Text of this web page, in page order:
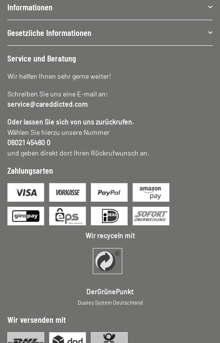
Informationen
Gesetzliche Informationen
Service und Beratung
Wir helfen Ihnen sehr gerne weiter!
Schreiben Sie uns eine E-mail an:
service@careddicted.com
Oder lassen Sie sich von uns zurückrufen.
Wählen Sie hierzu unsere Nummer
06021 45480 0
und geben direkt dort Ihren Rückrufwunsch an.
Zahlungsarten
Wir recyceln mit
DerGrünePunkt
Duales System Deutschland
Wir versenden mit